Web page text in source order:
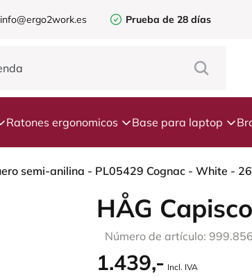
info@ergo2work.es Prueba de 28 días
Ratones ergonomicos Base para laptop
HÅG
Número de artículo:
1.439,- Incl. IVA